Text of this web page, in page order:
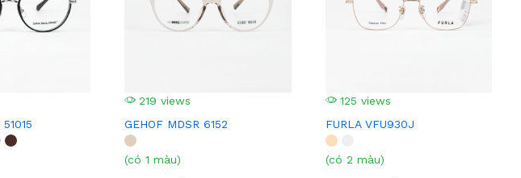
219 views
GEHOF MDSR 6152
(có 1 màu)
125 views
FURLA VFU930J
(có 2 màu)